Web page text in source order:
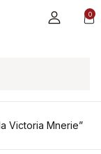
0
Victoria Mnerie”